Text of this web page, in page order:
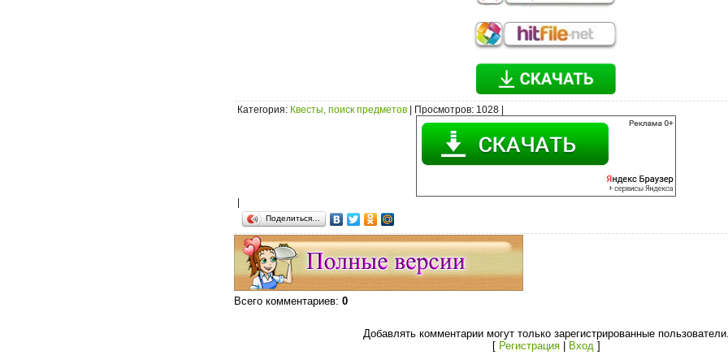
Категория: Квесты, поиск предметов Просмотров: 1028 |
Поделиться…
Всего комментариев: 0
Добавлять комментарии могут только зарегистрированные
[ Регистрация| Вход]